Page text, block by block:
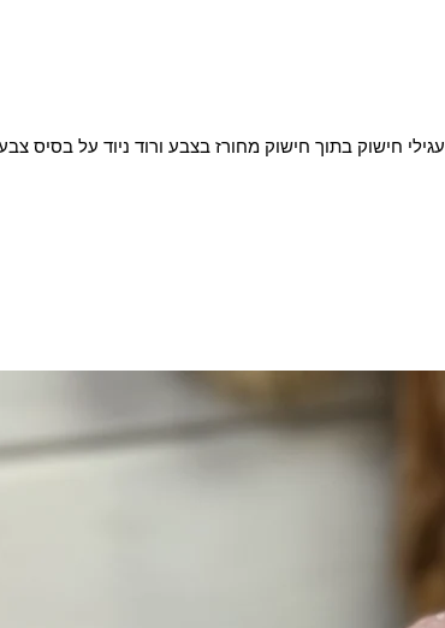
עגילי חישוק בתוך חישוק מחורז בצבע ורוד ניוד על בסיס